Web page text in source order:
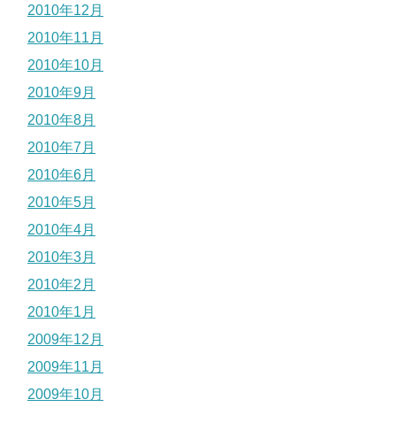
2010年12月
2010年11月
2010年10月
2010年9月
2010年8月
2010年7月
2010年6月
2010年5月
2010年4月
2010年3月
2010年2月
2010年1月
2009年12月
2009年11月
2009年10月